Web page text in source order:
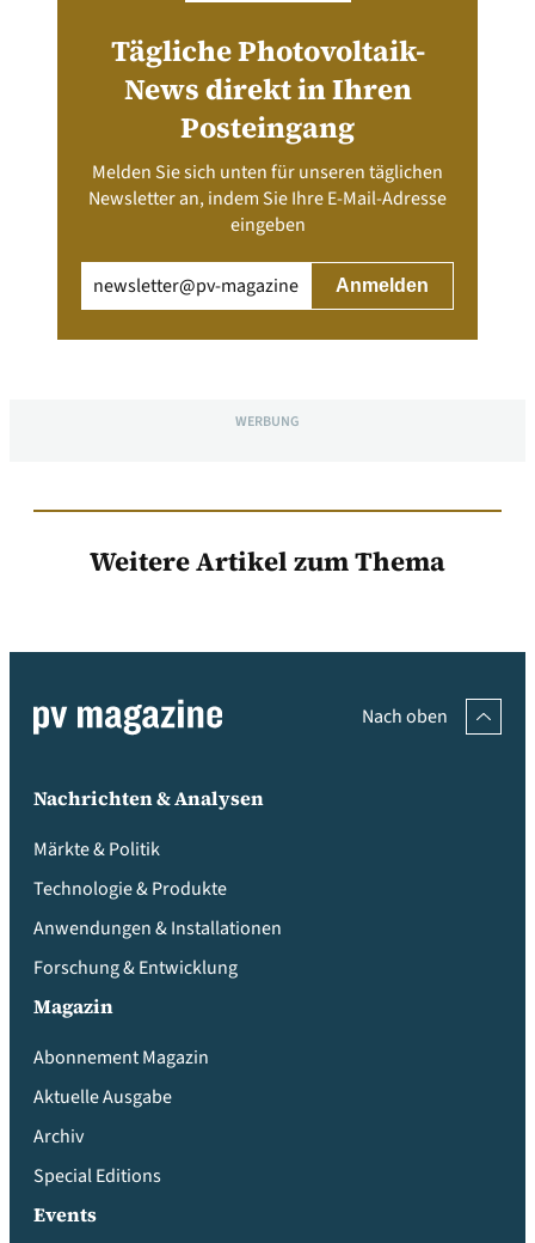
Tägliche Photovoltaik-
News direkt in Ihren
Posteingang
Melden Sie sich unten für unseren täglichen
Newsletter an, indem Sie Ihre E-Mail-Adresse
eingeben
(erforderlich)
WERBUNG
Weitere Artikel zum Thema
Nach oben
Nachrichten & Analysen
Märkte & Politik
Technologie & Produkte
Anwendungen & Installationen
Forschung & Entwicklung
Magazin
Abonnement Magazin
Aktuelle Ausgabe
Archiv
Special Editions
Events